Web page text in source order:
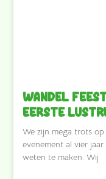
Wandel
eerste
We zijn mega trots
evenement al vier
weten te maken. Wij